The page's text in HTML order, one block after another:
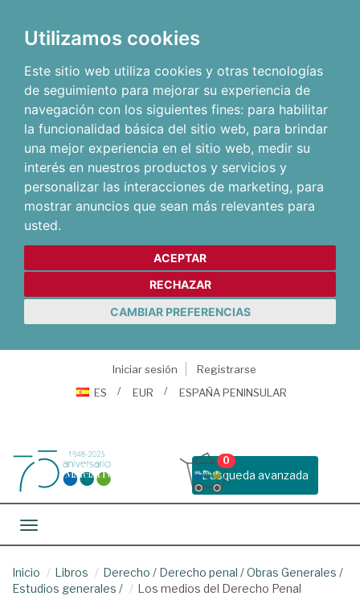
Utilizamos cookies
Este sitio web utiliza cookies y otras tecnologías
de seguimiento para mejorar su experiencia de
navegación con los siguientes fines: para habilitar
la funcionalidad básica del sitio web, para brindar
una mejor experiencia en el sitio web, medir su
interés en nuestros productos y servicios y
personalizar las interacciones de marketing, para
mostrar anuncios que sean más relevantes para
usted.
ACEPTAR
RECHAZAR
CAMBIAR PREFERENCIAS
Iniciar sesión
Registrarse
ES
EUR ESPAÑA PENINSULAR
Busqueda avanzada
0
Toggle navigation
Inicio Libros Derecho / Derecho penal /Obras Generales /
Estudios generales / Los medios del Derecho Penal